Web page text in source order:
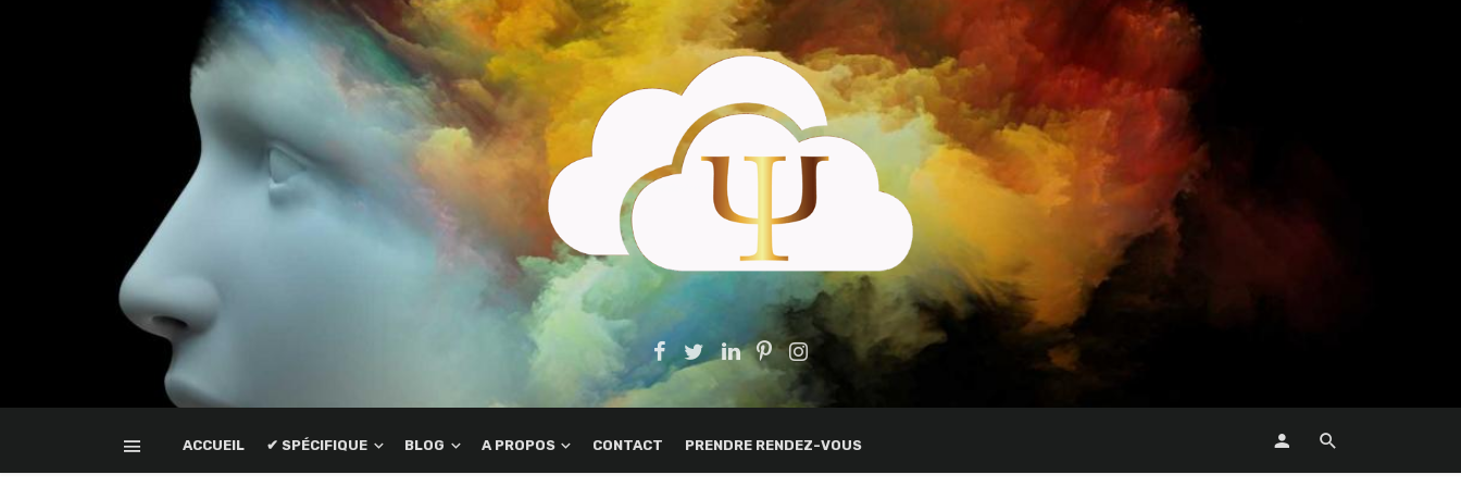
ACCUEIL ✔ SPÉCIFIQUE BLOG A PROPOS CONTACT PRENDRE RENDEZ-VOUS